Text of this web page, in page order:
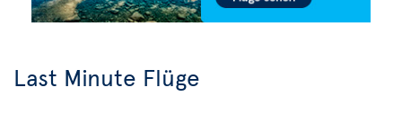
Last Minute Flüge